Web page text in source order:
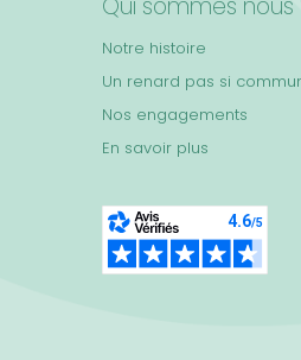
Qui sommes nous
Notre histoire
Un renard pas si
Nos engagements
En savoir plus